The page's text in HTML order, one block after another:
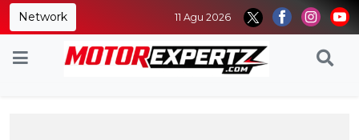
Network 11 Agu 2026